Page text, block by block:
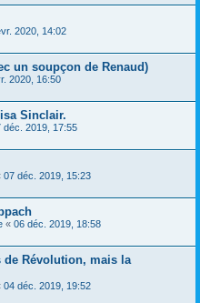
2020, 14:02
un soupçon de Renaud)
2020, 16:50
Sinclair.
déc. 2019, 17:55
07 déc. 2019, 15:23
« 06 déc. 2019, 18:58
de Révolution, mais la
04 déc. 2019, 19:52